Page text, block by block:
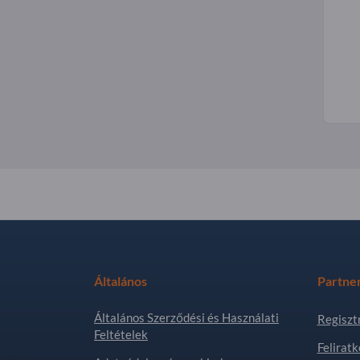
Általános
Általános Szerződési és Használati
Feltételek